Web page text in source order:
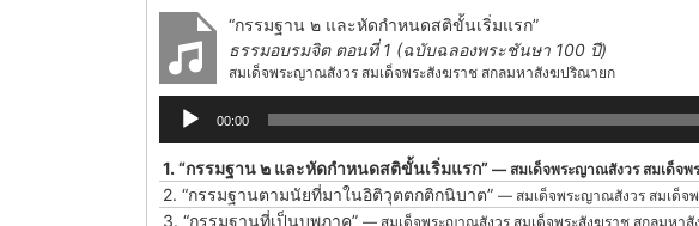
“กรรมฐาน ๒ และหัดกำหนดสติขั้นเริ่มแรก”
ธรรมอบรมจิต ตอนที่ 1 (ฉบับฉลองพระชันษา 100 ปี)
สมเด็จพระญาณสังวร สมเด็จพระสังฆราช สกลมหาสังฆปริณายก
Audio
Player
00:00
1. “กรรมฐาน ๒ และหัดกำหนดสติขั้นเริ่มแรก” — สมเด็จพระญาณสังวร สมเด็จ
2. “กรรมฐานตามนัยที่มาในอิติวุตตกติกนิบาต” — สมเด็จพระญาณสังวร สมเด็จ
3. “กรรมฐานที่เป็นบุพภาค” — สมเด็จพระญาณสังวร สมเด็จพระสังฆราช สกลมหา